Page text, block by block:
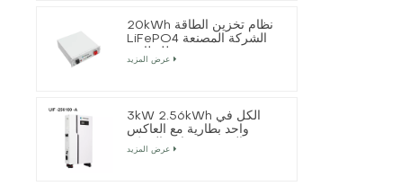
20kWh نظام تخزين الطاقة
LiFePO4 الشركة المصنعة
عرض المزيد
3kW 2.56kWh الكل في
واحد بطارية مع العاكس
الشمسي خارج الشبكة
عرض المزيد